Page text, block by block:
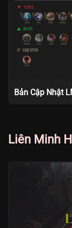
Bản Cập Nhật
Liên Minh